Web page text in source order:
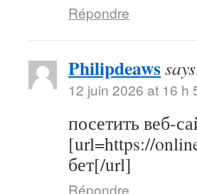
Répondre
Philipdeaws
12 juin 2026 at 16 h
посетить веб-
[url=https://
бет[/url]
Répondre